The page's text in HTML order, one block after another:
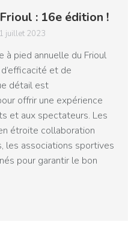
: 16e édition !
1 juillet 2023
à pied annuelle du Frioul
et de
détail est
offrir une expérience
et aux spectateurs. Les
étroite collaboration
les associations sportives
pour garantir le bon